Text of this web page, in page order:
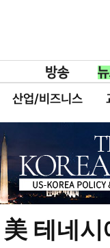
산업/비즈니스
테네